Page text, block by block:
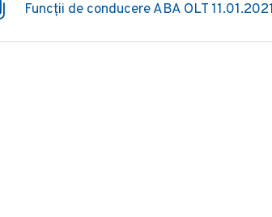
Funcții de conducere ABA OLT